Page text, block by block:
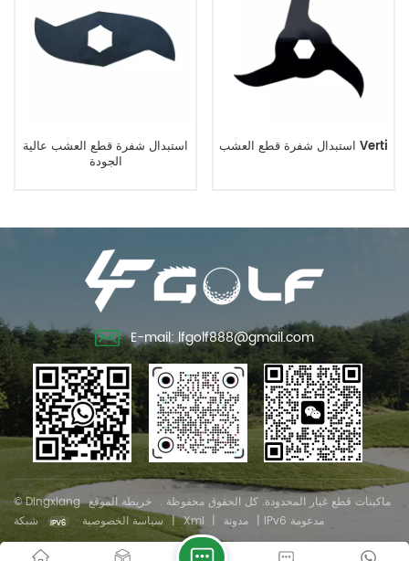
استبدال شفرة قطع العشب عالية
الجودة
استبدال شفرة قطع العشب Verti
E-mail: lfgolf888@gmail.com
© Dingxiang ماكينات قطع غيار المحدودة. كل الحقوق محفوظة . خريطة الموقع
| مدونة |
Xml
| سياسة الخصوصية شبكة IPv6 مدعومة